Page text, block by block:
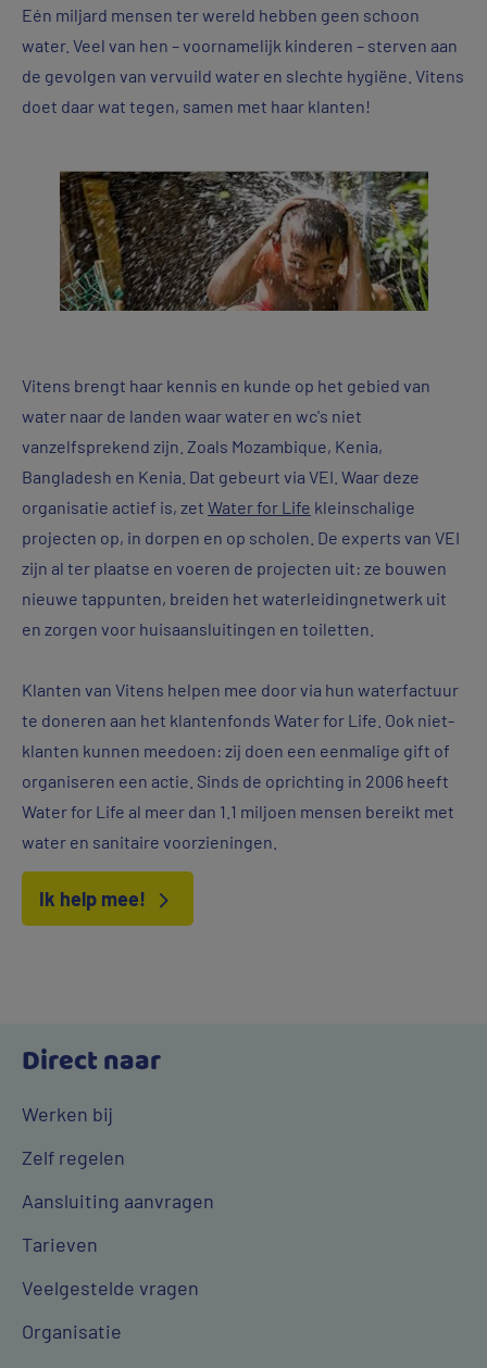
Eén miljard mensen ter wereld hebben geen schoon
water. Veel van hen – voornamelijk kinderen – sterven aan
de gevolgen van vervuild water en slechte hygiëne. Vitens
doet daar wat tegen, samen met haar klanten!
Vitens brengt haar kennis en kunde op het gebied van
water naar de landen waar water en wc's niet
vanzelfsprekend zijn. Zoals Mozambique, Kenia,
Bangladesh en Kenia. Dat gebeurt via VEI. Waar deze
organisatie actief is, zet Water for Life kleinschalige
projecten op, in dorpen en op scholen. De experts van VEI
zijn al ter plaatse en voeren de projecten uit: ze bouwen
nieuwe tappunten, breiden het waterleidingnetwerk uit
en zorgen voor huisaansluitingen en toiletten.
Klanten van Vitens helpen mee door via hun waterfactuur
te doneren aan het klantenfonds Water for Life. Ook niet-
klanten kunnen meedoen: zij doen een eenmalige gift of
organiseren een actie. Sinds de oprichting in 2006 heeft
Water for Life al meer dan 1.1 miljoen mensen bereikt met
water en sanitaire voorzieningen.
Ik help mee!
Direct naar
Werken bij
Zelf regelen
Aansluiting aanvragen
Tarieven
Veelgestelde vragen
Organisatie